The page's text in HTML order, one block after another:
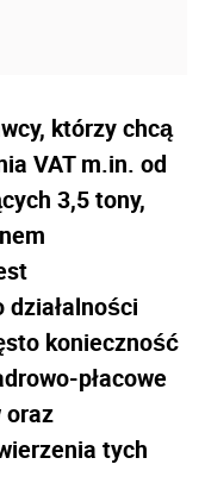
którzy chcą
VAT m.in. od
3,5 tony,
działalności
konieczność
płacowe
oraz
tych